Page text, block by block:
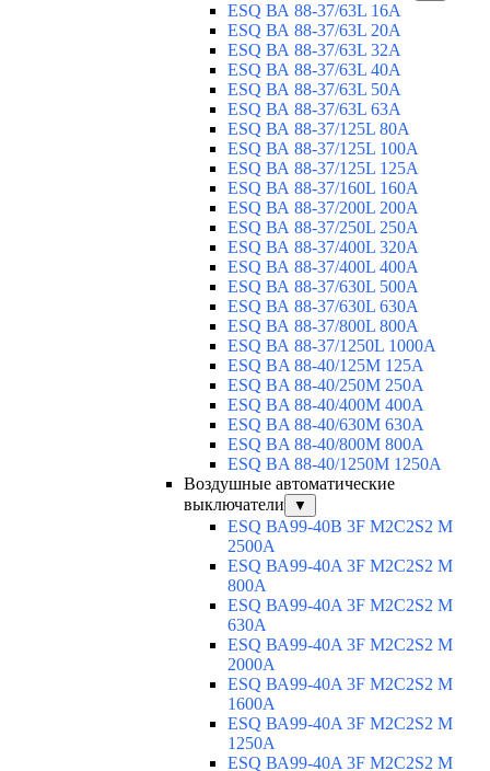
ESQ ВА 88-37/63L 16A
ESQ ВА 88-37/63L 20A
ESQ ВА 88-37/63L 32A
ESQ ВА 88-37/63L 40A
ESQ ВА 88-37/63L 50A
ESQ ВА 88-37/63L 63A
ESQ ВА 88-37/125L 80A
ESQ ВА 88-37/125L 100A
ESQ ВА 88-37/125L 125A
ESQ ВА 88-37/160L 160A
ESQ ВА 88-37/200L 200A
ESQ ВА 88-37/250L 250A
ESQ ВА 88-37/400L 320A
ESQ ВА 88-37/400L 400A
ESQ ВА 88-37/630L 500A
ESQ ВА 88-37/630L 630A
ESQ ВА 88-37/800L 800A
ESQ ВА 88-37/1250L 1000A
ESQ BA 88-40/125M 125A
ESQ BA 88-40/250M 250A
ESQ BA 88-40/400M 400A
ESQ BA 88-40/630М 630A
ESQ BA 88-40/800M 800A
ESQ BA 88-40/1250М 1250A
Воздушные автоматические
выключатели
▼
ESQ ВА99-40B 3F M2C2S2 M
2500A
ESQ ВА99-40A 3F M2C2S2 М
800A
ESQ ВА99-40A 3F M2C2S2 М
630A
ESQ ВА99-40A 3F M2C2S2 М
2000A
ESQ ВА99-40A 3F M2C2S2 М
1600A
ESQ ВА99-40A 3F M2C2S2 М
1250A
ESQ ВА99-40A 3F M2C2S2 М